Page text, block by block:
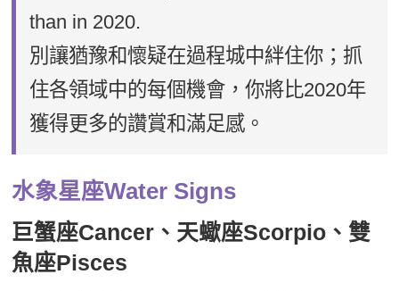
than in 2020.
別讓猶豫和懷疑在過程城中絆住你；抓
住各領域中的每個機會，你將比2020年
獲得更多的讚賞和滿足感。
水象星座Water Signs
巨蟹座Cancer、天蠍座Scorpio、雙
魚座Pisces